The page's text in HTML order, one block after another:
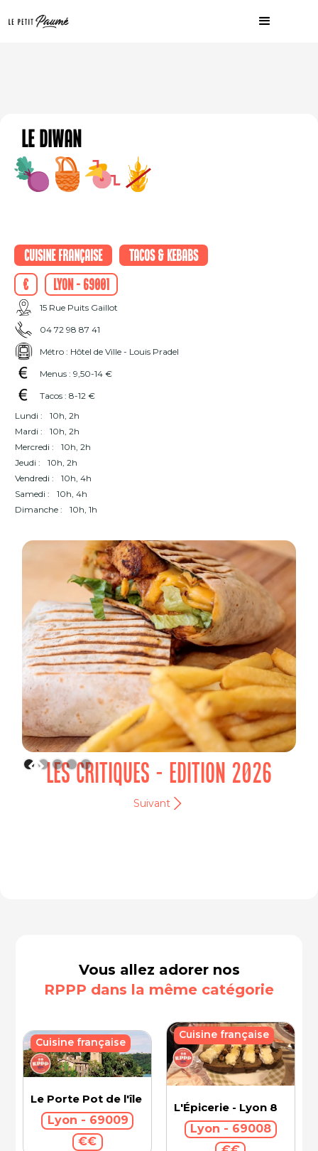
Le Diwan
Cuisine française
Tacos & Kebabs
€
Lyon - 69001
15 Rue Puits Gaillot
04 72 98 87 41
Métro : Hôtel de Ville - Louis Pradel
Menus : 9,50-14 €
Tacos : 8-12 €
Lundi :
10h, 2h
Mardi :
10h, 2h
Mercredi :
10h, 2h
Jeudi :
10h, 2h
Vendredi :
10h, 4h
Samedi :
10h, 4h
Dimanche :
10h, 1h
LES CRITIQUES - EDITION 2026
Suivant
Vous allez adorer nos
RPPP dans la même catégorie
Le Porte Pot de l'île Barbe
Lyon - 69009
€€
Cuisine française
L'Épicerie - Lyon 8
Lyon - 69008
Cuisine française